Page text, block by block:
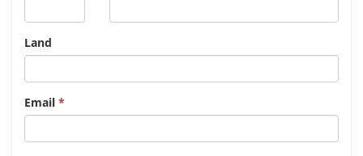
Land
Email